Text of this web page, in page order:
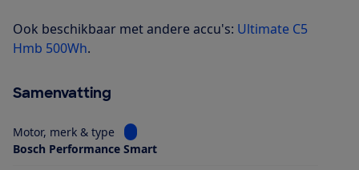
Ook beschikbaar met andere accu's: Ultimate C5
Hmb 500Wh.
Samenvatting
Motor, merk & type
Bekijk informatie voor Motor, merk & type
Bosch Performance Smart